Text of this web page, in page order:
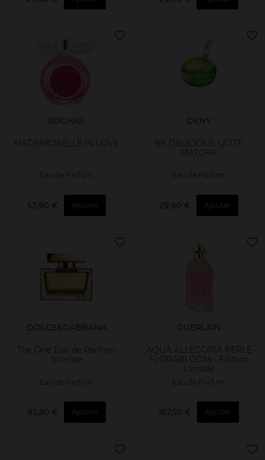
ROCHAS
MADEMOISELLE IN LOVE
Eau de Parfum
53,90 € Ajouter
DKNY
BE DELICIOUS LATTE
MATCHA
Eau de Parfum
29,90 € Ajouter
DOLCE&GABBANA
The One Eau de Parfum
Intense
Eau de Parfum
95,50 € Ajouter
GUERLAIN
AQUA ALLEGORIA PERLE
FLORABLOOM - Edition
Limitée
Eau de Parfum
157,50 € Ajouter